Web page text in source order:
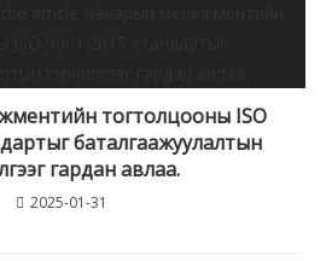
тогтолцооны ISO
баталгаажуулалтын
гардан авлаа.
2025-01-31